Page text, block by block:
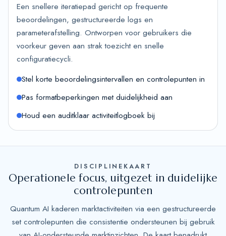
Een snellere iteratiepad gericht op frequente
beoordelingen, gestructureerde logs en
parameterafstelling. Ontworpen voor gebruikers die
voorkeur geven aan strak toezicht en snelle
configuratiecycli.
Stel korte beoordelingsintervallen en controlepunten in
Pas formatbeperkingen met duidelijkheid aan
Houd een auditklaar activiteitlogboek bij
DISCIPLINEKAART
Operationele focus, uitgezet in duidelijke
controlepunten
Quantum AI kaderen marktactiviteiten via een gestructureerde
set controlepunten die consistentie ondersteunen bij gebruik